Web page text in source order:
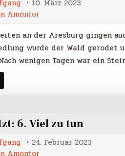
10. März 2023
Amontor
an der Aresburg gingen
wurde der Wald gerodet
wenigen Tagen war ein
6. Viel zu tun
24. Februar 2023
Amontor